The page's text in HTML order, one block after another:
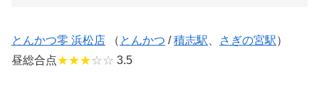
とんかつ零 浜松店 （ とんかつ /積志駅 さぎの宮駅）
昼総合点★★★☆☆ 3.5